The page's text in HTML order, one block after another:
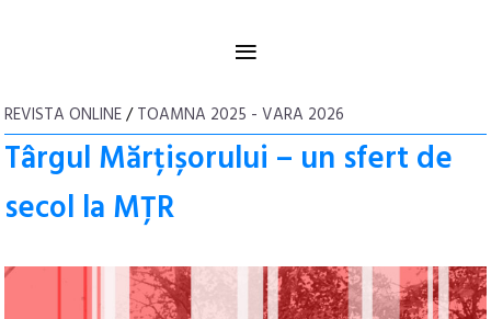
≡
REVISTA ONLINE/TOAMNA 2025 - VARA 2026
Târgul Mărțișorului – un sfert de
secol la MȚR